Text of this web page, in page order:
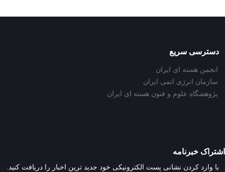
دسترسی سریع
انجمن هسته ای ایران
سازمان انرژی اتمی ایران
پژوهشگاه علوم و فنون هسته ای ایران
اشتراک خبرنامه
با وارد کردن نشانی پست الکترونیکی خود جدید ترین اخبار را دریافت کنید.